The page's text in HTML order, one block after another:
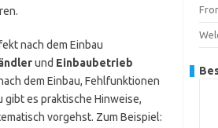
nach dem Einbau
und Einbaubetrieb
dem Einbau, Fehlfunktionen
es praktische Hinweise,
vorgehst. Zum Beispiel: